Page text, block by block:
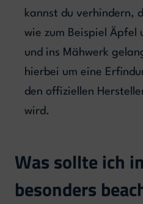
kannst du verhindern,
wie zum Beispiel Äpfel
und ins Mähwerk
hierbei um eine
den offiziellen
wird.
Was sollte ich
besonders